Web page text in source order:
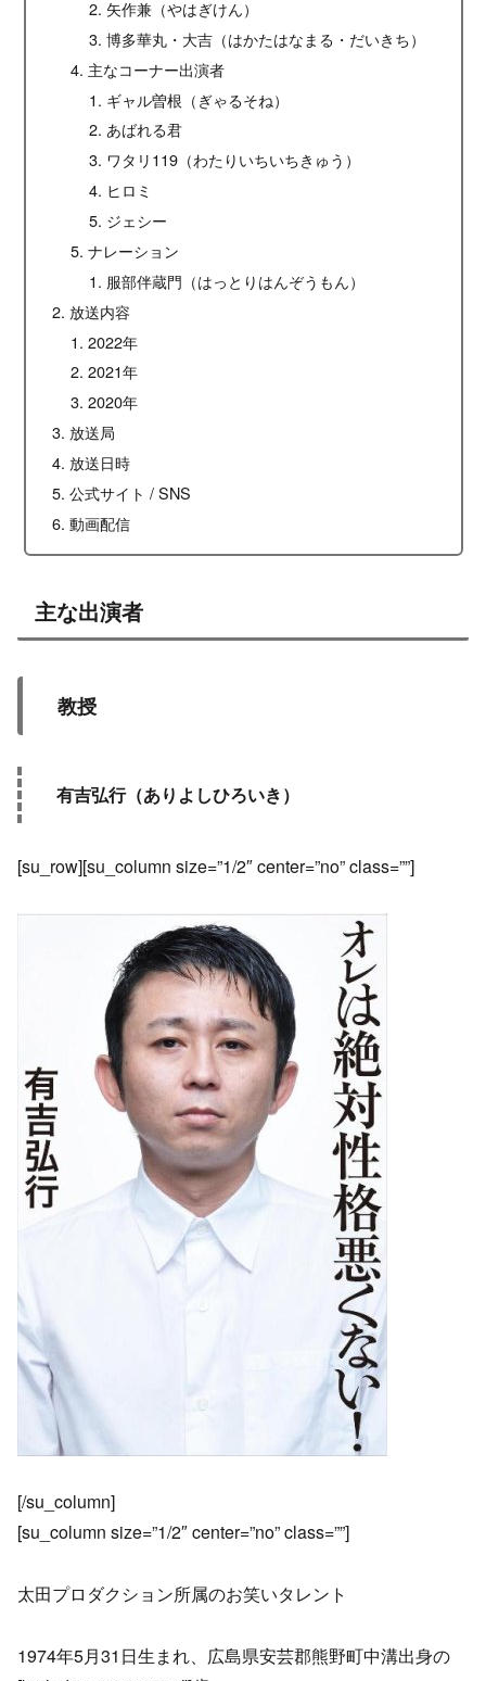
矢作兼（やはぎけん）
博多華丸・大吉（はかたはなまる・だいきち）
主なコーナー出演者
ギャル曽根（ぎゃるそね）
あばれる君
ワタリ119（わたりいちいちきゅう）
ヒロミ
ジェシー
ナレーション
服部伴蔵門（はっとりはんぞうもん）
放送内容
2022年
2021年
2020年
放送局
放送日時
公式サイト / SNS
動画配信
主な出演者
教授
有吉弘行（ありよしひろいき）
[su_row][su_column size=”1/2″ center=”no” class=””]
[/su_column]
[su_column size=”1/2″ center=”no” class=””]
太田プロダクション所属のお笑いタレント
1974年5月31日生まれ、広島県安芸郡熊野町中溝出身の